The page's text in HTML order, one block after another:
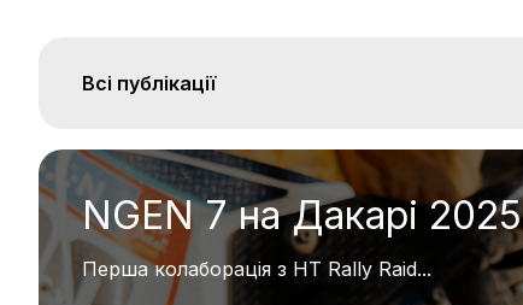
Всі публікації
NGEN 7 на Дакарі 2025
Перша колаборація з HT Rally Raid...